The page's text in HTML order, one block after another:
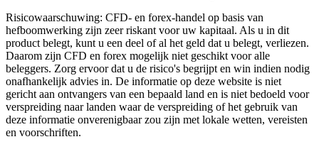
Risicowaarschuwing: CFD- en forex-handel op basis van
hefboomwerking zijn zeer riskant voor uw kapitaal. Als u in dit
product belegt, kunt u een deel of al het geld dat u belegt, verliezen.
Daarom zijn CFD en forex mogelijk niet geschikt voor alle
beleggers. Zorg ervoor dat u de risico's begrijpt en win indien nodig
onafhankelijk advies in. De informatie op deze website is niet
gericht aan ontvangers van een bepaald land en is niet bedoeld voor
verspreiding naar landen waar de verspreiding of het gebruik van
deze informatie onverenigbaar zou zijn met lokale wetten, vereisten
en voorschriften.